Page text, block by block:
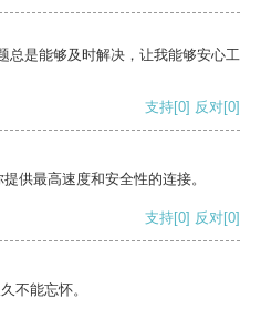
总是能够及时解决，让我能够安心工
支持[0] 反对[0]
供最高速度和安全性的连接。
支持[0] 反对[0]
不能忘怀。